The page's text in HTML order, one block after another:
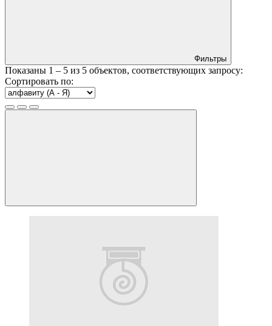
Фильтры
Показаны 1 – 5 из 5 объектов, соответствующих запросу:
Сортировать по: